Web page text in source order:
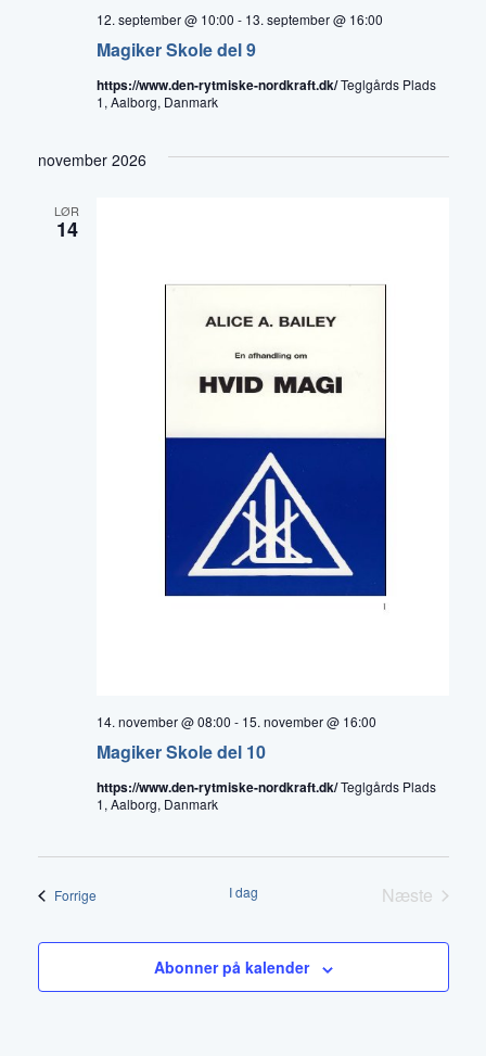
Magiker Skole del 9
12. september @ 10:00 - 13. september @ 16:00
https://www.den-rytmiske-nordkraft.dk/Teglgårds Plads
1, Aalborg, Danmark
november 2026
LØR
14
Magiker Skole del 10
14. november @ 08:00 - 15. november @ 16:00
https://www.den-rytmiske-nordkraft.dk/Teglgårds Plads
1, Aalborg, Danmark
ForrigeBegivenheder I dag
Næste
Abonner på kalender